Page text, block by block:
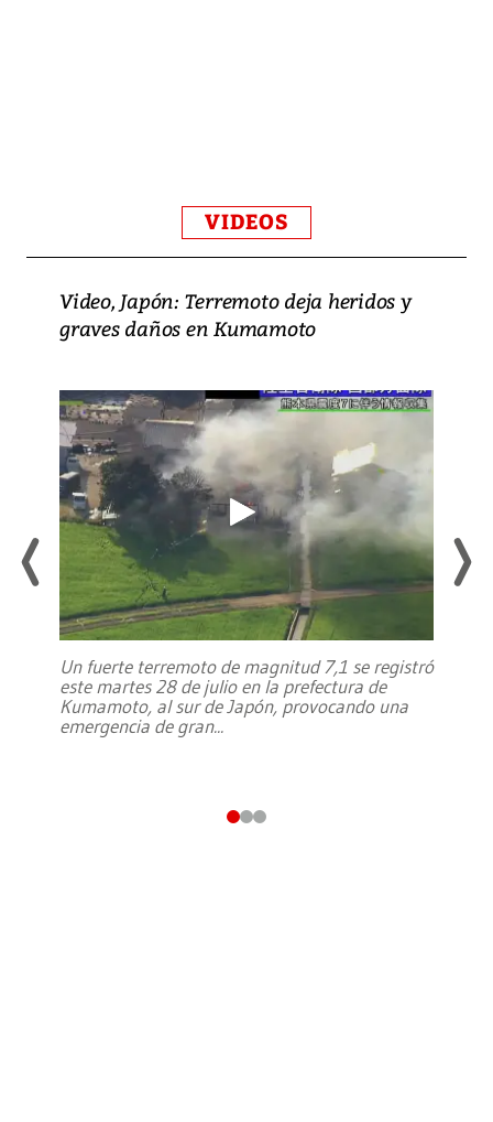
VIDEOS
Video, Japón: Terremoto deja heridos y
graves daños en Kumamoto
Un fuerte terremoto de magnitud 7,1 se registró
este martes 28 de julio en la prefectura de
Kumamoto, al sur de Japón, provocando una
emergencia de gran...